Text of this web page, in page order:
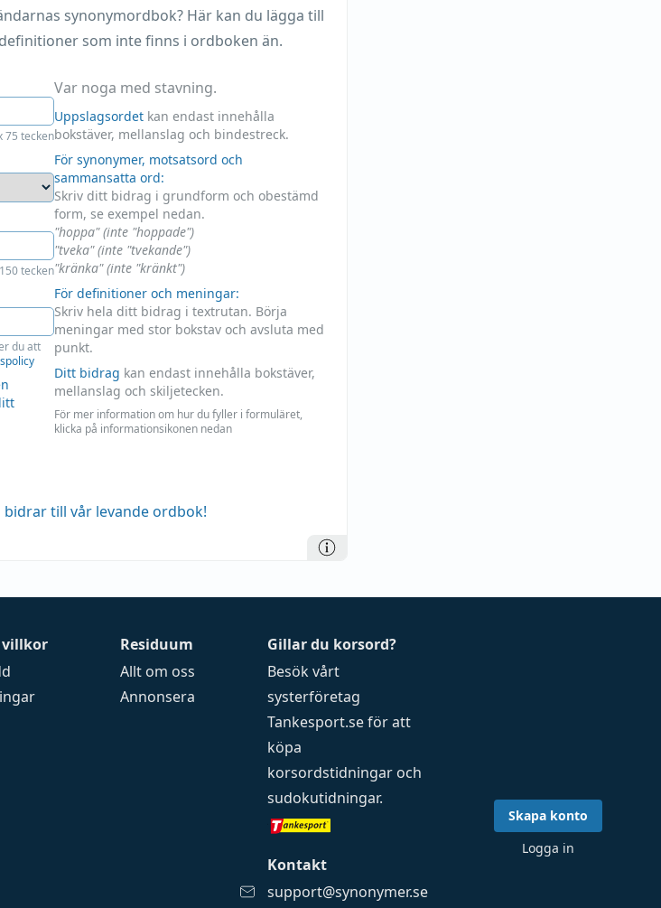
synonymordbok? Här kan du lägga till
som inte finns i ordboken än.
75 tecken
tecken
du att
Var noga med stavning.
Uppslagsordet kan endast innehålla
bokstäver, mellanslag och bindestreck.
För synonymer, motsatsord och
sammansatta ord:
Skriv ditt bidrag i grundform och obestämd
form, se exempel nedan.
"hoppa" (inte "hoppade")
"tveka" (inte "tvekande")
"kränka" (inte "kränkt")
För definitioner och meningar:
Skriv hela ditt bidrag i textrutan. Börja
meningar med stor bokstav och avsluta med
punkt.
Ditt bidrag kan endast innehålla bokstäver,
mellanslag och skiljetecken.
För mer information om hur du fyller i formuläret,
klicka på informationsikonen nedan
till vår levande ordbok!
Residuum
Allt om oss
Annonsera
Gillar du korsord?
Besök vårt
systerföretag
Tankesport.seför att
köpa
korsordstidningar och
sudokutidningar.
Kontakt
support@synonymer.se
Skapa konto
Logga in